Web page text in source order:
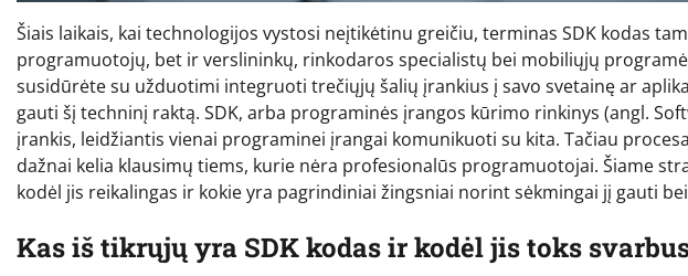
Šiais laikais, kai technologijos vystosi neįtikėtinu greičiu, terminas SDK kodas
programuotojų, bet ir verslininkų, rinkodaros specialistų bei mobiliųjų
susidūrėte su užduotimi integruoti trečiųjų šalių įrankius į savo svetainę ar
gauti šį techninį raktą. SDK, arba programinės įrangos kūrimo rinkinys (angl.
įrankis, leidžiantis vienai programinei įrangai komunikuoti su kita. Tačiau
dažnai kelia klausimų tiems, kurie nėra profesionalūs programuotojai. Šiame
kodėl jis reikalingas ir kokie yra pagrindiniai žingsniai norint sėkmingai jį gauti
Kas iš tikrųjų yra SDK kodas ir kodėl jis toks